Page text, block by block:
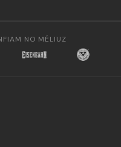
NO MÉLIUZ